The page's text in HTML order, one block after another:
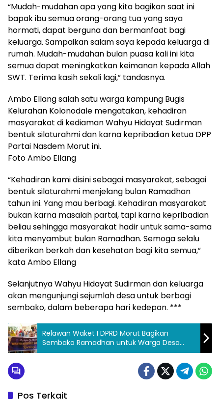
“Mudah-mudahan apa yang kita bagikan saat ini
bapak ibu semua orang-orang tua yang saya
hormati, dapat berguna dan bermanfaat bagi
keluarga. Sampaikan salam saya kepada keluarga di
rumah. Mudah-mudahan bulan puasa kali ini kita
semua dapat meningkatkan keimanan kepada Allah
SWT. Terima kasih sekali lagi,” tandasnya.
Ambo Ellang salah satu warga kampung Bugis
Kelurahan Kolonodale mengatakan, kehadiran
masyarakat di kediaman Wahyu Hidayat Sudirman
bentuk silaturahmi dan karna kepribadian ketua DPP
Partai Nasdem Morut ini.
Foto Ambo Ellang
“Kehadiran kami disini sebagai masyarakat, sebagai
bentuk silaturahmi menjelang bulan Ramadhan
tahun ini. Yang mau berbagi. Kehadiran masyarakat
bukan karna masalah partai, tapi karna kepribadian
beliau sehingga masyarakat hadir untuk sama-sama
kita menyambut bulan Ramadhan. Semoga selalu
diberikan berkah dan kesehatan bagi kita semua,”
kata Ambo Ellang
Selanjutnya Wahyu Hidayat Sudirman dan keluarga
akan mengunjungi sejumlah desa untuk berbagi
sembako, dalam beberapa hari kedepan. ***
Relawan Waket I DPRD Morut Bagikan
Sembako Ramadhan untuk Warga Desa
Tompira
Pos Terkait